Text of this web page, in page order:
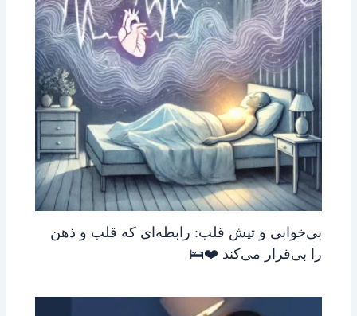
بی‌خوابی و تپش قلب: رابطه‌ای که قلب و ذهن
را بی‌قرار می‌کند ❤️🛌